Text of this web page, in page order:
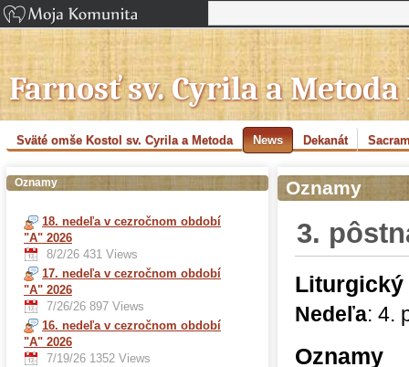
Farnosť sv. Cyrila a
Sväté omše Kostol sv. Cyrila a Metoda News Dekanát
Oznamy
18. nedeľa v cezročnom období
"A" 2026
8/2/26 431 Views
17. nedeľa v cezročnom období
"A" 2026
7/26/26 897 Views
16. nedeľa v cezročnom období
"A" 2026
7/19/26 1352 Views
Oznamy
3.
Liturgický
Nedeľa: 4.
Oznamy